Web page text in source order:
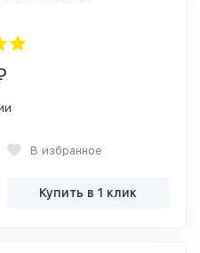
В избранное
Купить в 1 клик